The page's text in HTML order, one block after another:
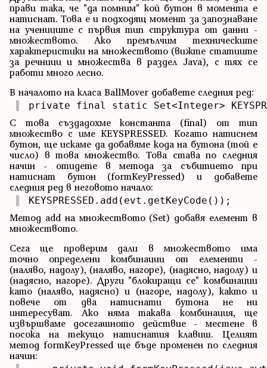
прави така, че "да помним" кой бутон в момента е
натиснат. Това е и подходящ момент за запознаване
на учениците с първия тип структура от данни -
множеството. Ако премълчим техническите
характеристики на множеството (вижте статиите
за речници и множества в раздел Java), с тях се
работи много лесно.
В началото на класа BallMover добавете следния ред:
private final static Set<Integer>
С това създадохме константа (final) от тип
множество с име KEYSPRESSED. Когато натиснем
бутон, ще искаме да добавяме кода на бутона (той е
число) в това множество. Това става по следния
начин - отидете в метода за събитието при
натиснат бутон (formKeyPressed) и добавете
следния ред в неговото начало:
KEYSPRESSED.add(evt.getKeyCode());
Метод add на множеството (Set) добавя елемент в
множеството.
Сега ще проверим дали в множеството има
точно определени комбинации от елементи -
(наляво, надолу), (наляво, нагоре), (надясно, надолу) и
(надясно, нагоре). Други "блокиращи се" комбинации
като (наляво, надясно) и (нагоре, надолу), както и
повече от два натиснати бутона не ни
интересуват. Ако няма такава комбинация, ще
извършваме досегашното действие - местене в
посока на текущо натиснатия клавиш. Целият
метод formKeyPressed ще бъде променен по следния
начин: